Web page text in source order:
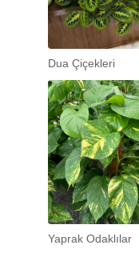
Dua Çiçekleri
Yaprak Odaklılar